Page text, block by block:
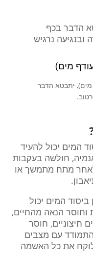
הדבר בכף
נרגיש
מים)
מים), יתבטא הדבר
המים יכול להעיד
חולשה בעקבות
לאחר מתח מתמשך או
ביסוד המים יכול
וחוסר הנאה מהחיים,
חיצוניים, חוסר
עם מצבים
את כל האשמה